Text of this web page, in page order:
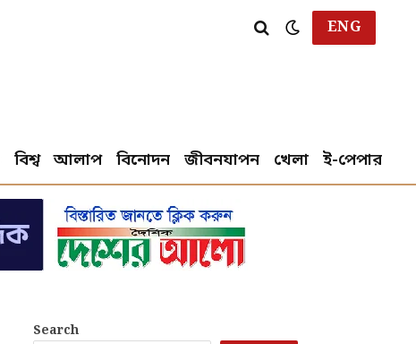
ENG
বিশ্ব আলাপ বিনোদন জীবনযাপন খেলা ই-পেপার
Search